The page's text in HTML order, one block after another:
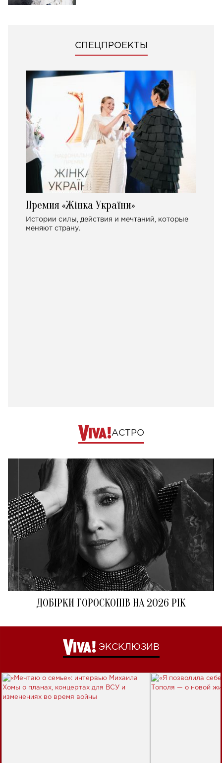
СПЕЦПРОЕКТЫ
Премия «Жінка України»
Истории силы, действия и мечтаний, которые
меняют страну.
АСТРО
ДОБІРКИ ГОРОСКОПІВ НА 2026 РІК
ЭКСКЛЮЗИВ